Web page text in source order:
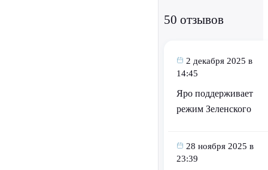
50 отзывов
2 декабря 2025 в
14:45
Яро поддерживает
режим Зеленского
28 ноября 2025 в
23:39